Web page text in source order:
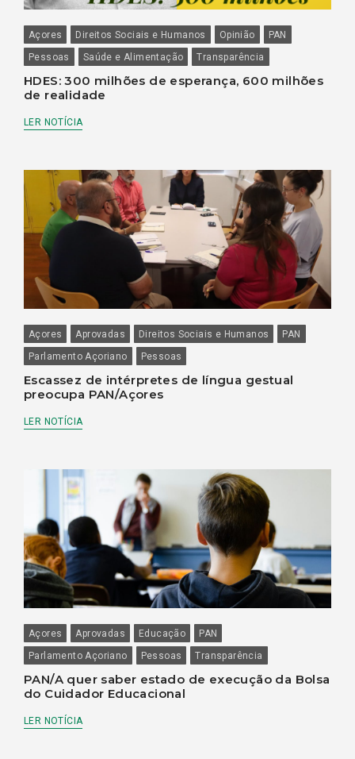
Açores Direitos Sociais e Humanos Opinião
PAN
Pessoas
Saúde e Alimentação Transparência
HDES: 300 milhões de esperança, 600 milhões
de realidade
LER NOTÍCIA
Açores Aprovadas Direitos Sociais e Humanos
PAN
Parlamento Açoriano
Pessoas
Escassez de intérpretes de língua gestual
preocupa PAN/Açores
LER NOTÍCIA
Açores Aprovadas Educação
PAN
Parlamento Açoriano
Pessoas Transparência
PAN/A quer saber estado de execução da Bolsa
do Cuidador Educacional
LER NOTÍCIA